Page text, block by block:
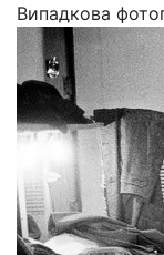
Випадкова